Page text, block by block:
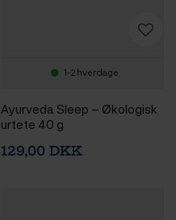
1-2 hverdage
Ayurveda Sleep – Økologisk
urtete 40 g
129,00 DKK